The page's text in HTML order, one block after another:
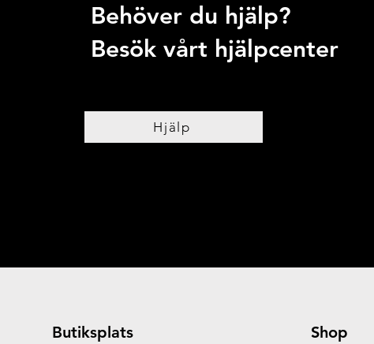
Behöver du hjälp?
Besök vårt hjälpcenter
Hjälp
Butiksplats Shop